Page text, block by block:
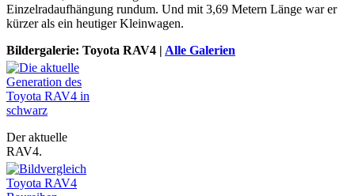
Einzelradaufhängung rundum. Und mit 3,69 Metern Länge war er
kürzer als ein heutiger Kleinwagen.
Bildergalerie: Toyota RAV4 | Alle Galerien
Der aktuelle
RAV4.